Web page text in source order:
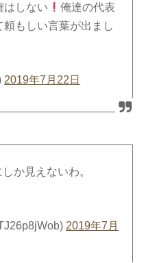
はしない
俺達の代表
頼もしい言葉が出まし
2019年7月22日
か見えないわ。
2019年7月